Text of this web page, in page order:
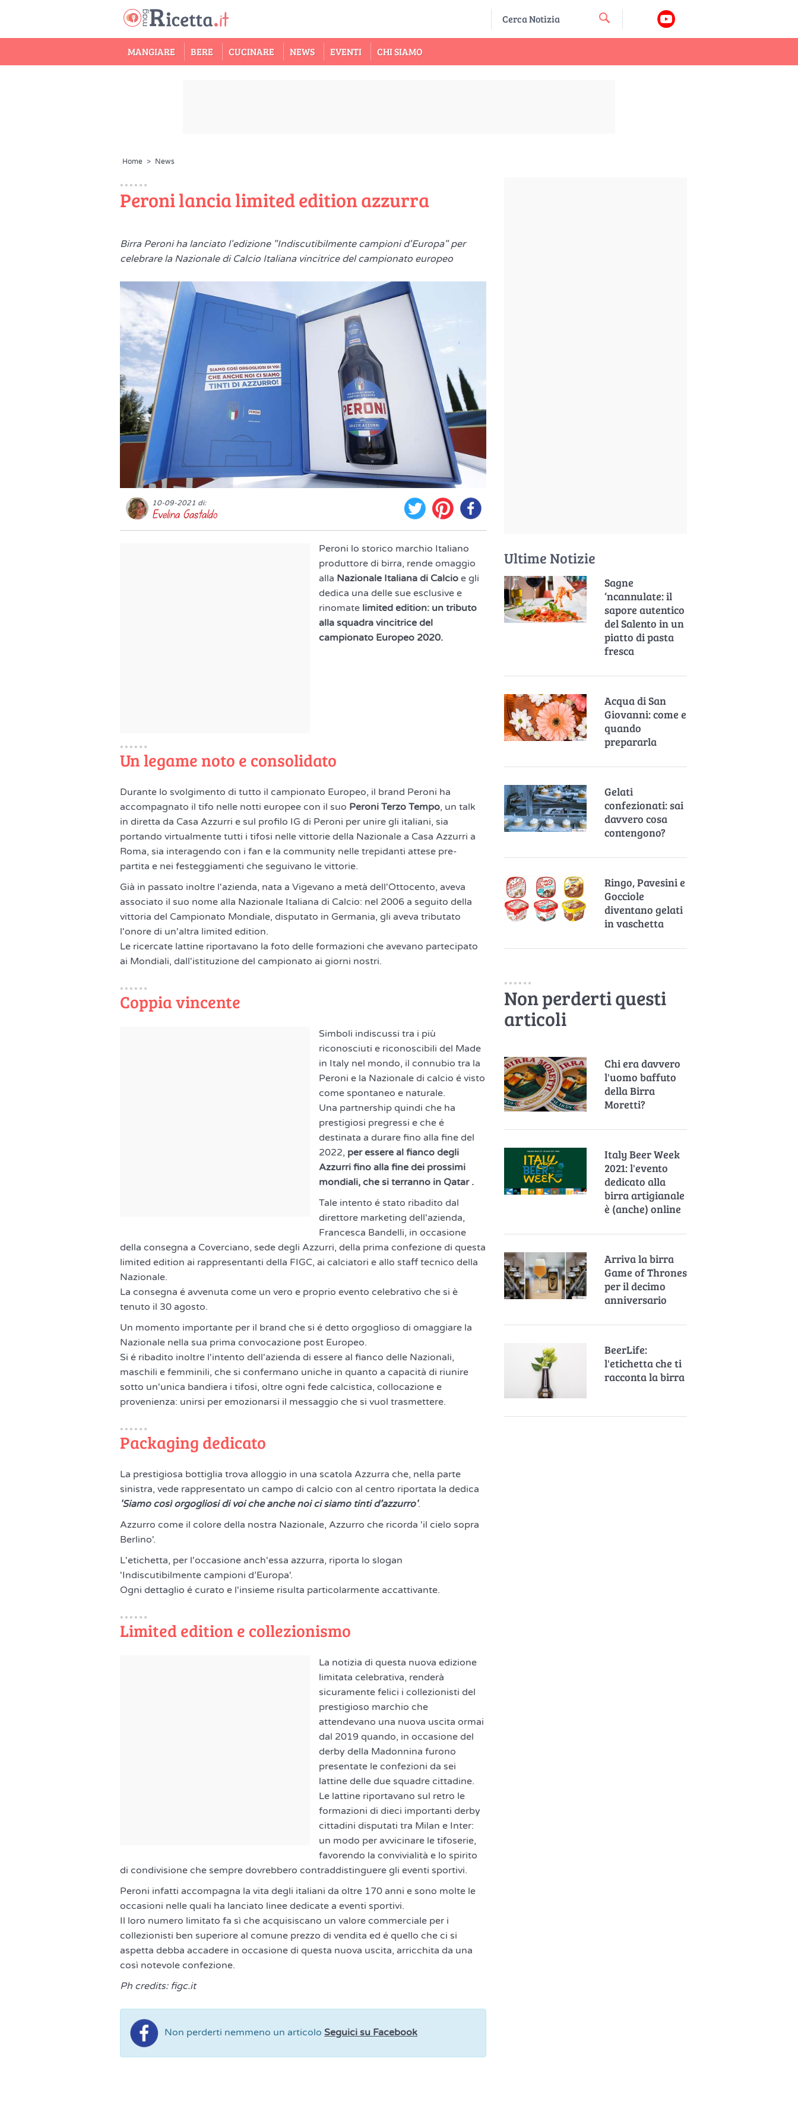
MANGIARE BERE CUCINARE NEWS EVENTI CHI SIAMO
Home > News
Peroni lancia limited edition azzurra
Birra Peroni ha lanciato l'edizione "Indiscutibilmente campioni d'Europa" per
celebrare la Nazionale di Calcio Italiana vincitrice del campionato europeo
10-09-2021 di:
Evelina Gastaldo
Peroni lo storico marchio Italiano
produttore di birra, rende omaggio
alla Nazionale Italiana di Calcio e gli
dedica una delle sue esclusive e
rinomate limited edition: un tributo
alla squadra vincitrice del
campionato Europeo 2020.
Un legame noto e consolidato
Durante lo svolgimento di tutto il campionato Europeo, il brand Peroni ha
accompagnato il tifo nelle notti europee con il suo Peroni Terzo Tempo, un talk
in diretta da Casa Azzurri e sul profilo IG di Peroni per unire gli italiani, sia
portando virtualmente tutti i tifosi nelle vittorie della Nazionale a Casa Azzurri a
Roma, sia interagendo con i fan e la community nelle trepidanti attese pre-
partita e nei festeggiamenti che seguivano le vittorie.
Già in passato inoltre l'azienda, nata a Vigevano a metà dell'Ottocento, aveva
associato il suo nome alla Nazionale Italiana di Calcio: nel 2006 a seguito della
vittoria del Campionato Mondiale, disputato in Germania, gli aveva tributato
l'onore di un'altra limited edition.
Le ricercate lattine riportavano la foto delle formazioni che avevano partecipato
ai Mondiali, dall'istituzione del campionato ai giorni nostri.
Coppia vincente
Simboli indiscussi tra i più
riconosciuti e riconoscibili del Made
in Italy nel mondo, il connubio tra la
Peroni e la Nazionale di calcio é visto
come spontaneo e naturale.
Una partnership quindi che ha
prestigiosi pregressi e che é
destinata a durare fino alla fine del
2022, per essere al fianco degli
Azzurri fino alla fine dei prossimi
mondiali, che si terranno in Qatar .
Tale intento é stato ribadito dal
direttore marketing dell'azienda,
Francesca Bandelli, in occasione
della consegna a Coverciano, sede degli Azzurri, della prima confezione di questa
limited edition ai rappresentanti della FIGC, ai calciatori e allo staff tecnico della
Nazionale.
La consegna é avvenuta come un vero e proprio evento celebrativo che si è
tenuto il 30 agosto.
Un momento importante per il brand che si é detto orgoglioso di omaggiare la
Nazionale nella sua prima convocazione post Europeo.
Si é ribadito inoltre l'intento dell'azienda di essere al fianco delle Nazionali,
maschili e femminili, che si confermano uniche in quanto a capacità di riunire
sotto un'unica bandiera i tifosi, oltre ogni fede calcistica, collocazione e
provenienza: unirsi per emozionarsi il messaggio che si vuol trasmettere.
Packaging dedicato
La prestigiosa bottiglia trova alloggio in una scatola Azzurra che, nella parte
sinistra, vede rappresentato un campo di calcio con al centro riportata la dedica
'Siamo così orgogliosi di voi che anche noi ci siamo tinti d’azzurro'.
Azzurro come il colore della nostra Nazionale, Azzurro che ricorda 'il cielo sopra
Berlino'.
L'etichetta, per l'occasione anch'essa azzurra, riporta lo slogan
'Indiscutibilmente campioni d’Europa'.
Ogni dettaglio é curato e l'insieme risulta particolarmente accattivante.
Limited edition e collezionismo
La notizia di questa nuova edizione
limitata celebrativa, renderà
sicuramente felici i collezionisti del
prestigioso marchio che
attendevano una nuova uscita ormai
dal 2019 quando, in occasione del
derby della Madonnina furono
presentate le confezioni da sei
lattine delle due squadre cittadine.
Le lattine riportavano sul retro le
formazioni di dieci importanti derby
cittadini disputati tra Milan e Inter:
un modo per avvicinare le tifoserie,
favorendo la convivialità e lo spirito
di condivisione che sempre dovrebbero contraddistinguere gli eventi sportivi.
Peroni infatti accompagna la vita degli italiani da oltre 170 anni e sono molte le
occasioni nelle quali ha lanciato linee dedicate a eventi sportivi.
Il loro numero limitato fa sì che acquisiscano un valore commerciale per i
collezionisti ben superiore al comune prezzo di vendita ed é quello che ci si
aspetta debba accadere in occasione di questa nuova uscita, arricchita da una
così notevole confezione.
Ph credits: figc.it
Non perderti nemmeno un articolo Seguici su Facebook
Ultime Notizie
Sagne
‘ncannulate: il
sapore autentico
del Salento in un
piatto di pasta
fresca
Acqua di San
Giovanni: come e
quando
prepararla
Gelati
confezionati: sai
davvero cosa
contengono?
Ringo, Pavesini e
Gocciole
diventano gelati
in vaschetta
Non perderti questi
articoli
Chi era davvero
l'uomo baffuto
della Birra
Moretti?
Italy Beer Week
2021: l'evento
dedicato alla
birra artigianale
è (anche) online
Arriva la birra
Game of Thrones
per il decimo
anniversario
BeerLife:
l'etichetta che ti
racconta la birra